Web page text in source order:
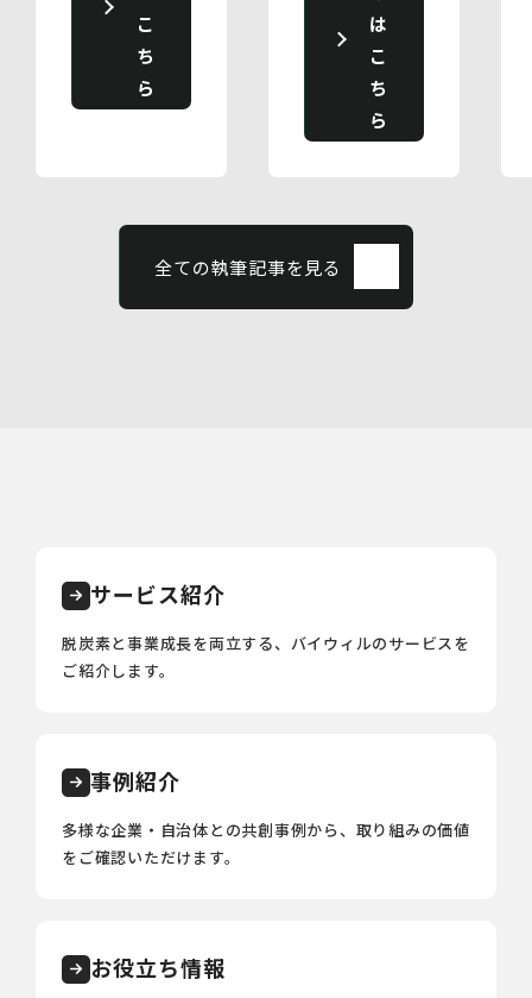
こ
ち
ら
は
こ
ち
ら
全ての執筆記事を見る
サービス紹介
脱炭素と事業成長を両立する、バイウィルのサービスを
ご紹介します。
事例紹介
多様な企業・自治体との共創事例から、取り組みの価値
をご確認いただけます。
お役立ち情報